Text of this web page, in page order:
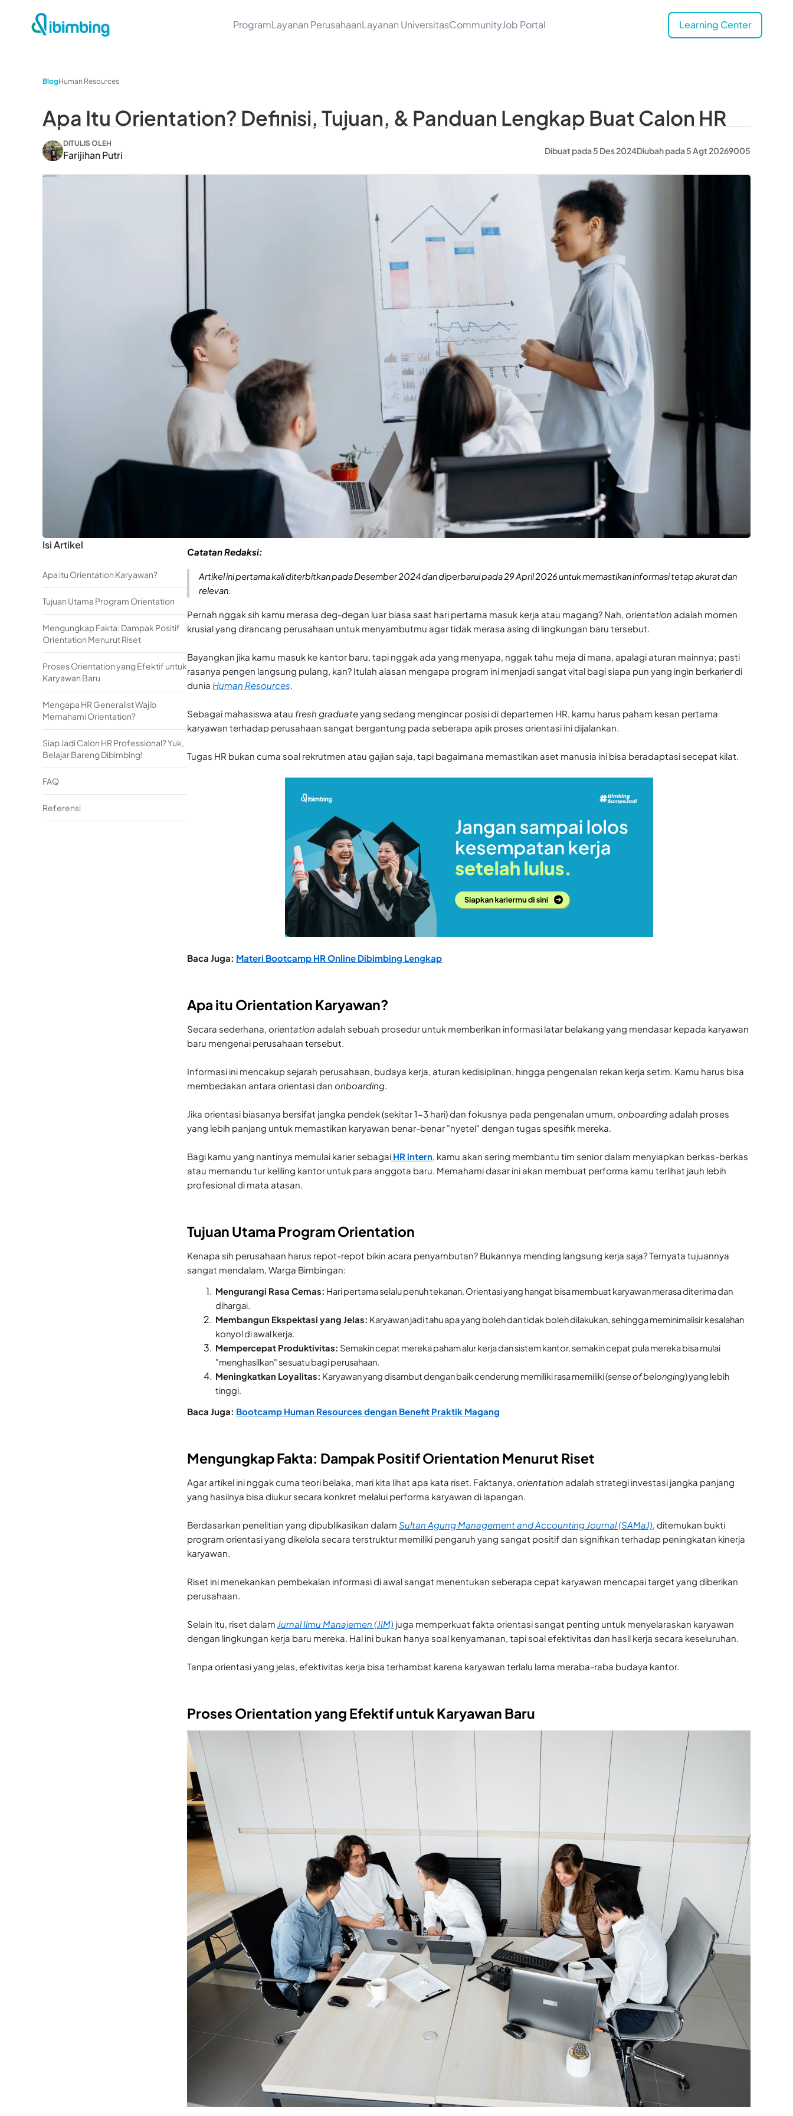
ProgramLayanan PerusahaanLayanan UniversitasCommunityJob Portal Learning Center
BlogHuman Resources
Apa Itu Orientation? Definisi, Tujuan, & Panduan Lengkap Buat Calon HR
DITULIS OLEH
Farijihan Putri Dibuat pada 5 Des 2024Diubah pada 5 Agt 20269005
Isi Artikel
Apa itu Orientation Karyawan?
Tujuan Utama Program Orientation
Mengungkap Fakta: Dampak Positif
Orientation Menurut Riset
Proses Orientation yang Efektif untuk
Karyawan Baru
Mengapa HR Generalist Wajib
Memahami Orientation?
Siap Jadi Calon HR Professional? Yuk,
Belajar Bareng Dibimbing!
FAQ
Referensi
Catatan Redaksi:
Artikel ini pertama kali diterbitkan pada Desember 2024 dan diperbarui pada 29 April 2026 untuk memastikan informasi tetap akurat dan
relevan.
Pernah nggak sih kamu merasa deg-degan luar biasa saat hari pertama masuk kerja atau magang? Nah, orientation adalah momen
krusial yang dirancang perusahaan untuk menyambutmu agar tidak merasa asing di lingkungan baru tersebut.
Bayangkan jika kamu masuk ke kantor baru, tapi nggak ada yang menyapa, nggak tahu meja di mana, apalagi aturan mainnya; pasti
rasanya pengen langsung pulang, kan? Itulah alasan mengapa program ini menjadi sangat vital bagi siapa pun yang ingin berkarier di
dunia Human Resources.
Sebagai mahasiswa atau fresh graduateyang sedang mengincar posisi di departemen HR, kamu harus paham kesan pertama
karyawan terhadap perusahaan sangat bergantung pada seberapa apik proses orientasi ini dijalankan.
Tugas HR bukan cuma soal rekrutmen atau gajian saja, tapi bagaimana memastikan aset manusia ini bisa beradaptasi secepat kilat.
Baca Juga: Materi Bootcamp HR Online Dibimbing Lengkap
Apa itu Orientation Karyawan?
Secara sederhana, orientation adalah sebuah prosedur untuk memberikan informasi latar belakang yang mendasar kepada karyawan
baru mengenai perusahaan tersebut.
Informasi ini mencakup sejarah perusahaan, budaya kerja, aturan kedisiplinan, hingga pengenalan rekan kerja setim. Kamu harus bisa
membedakan antara orientasi dan onboarding.
Jika orientasi biasanya bersifat jangka pendek (sekitar 1-3 hari) dan fokusnya pada pengenalan umum, onboardingadalah proses
yang lebih panjang untuk memastikan karyawan benar-benar "nyetel" dengan tugas spesifik mereka.
Bagi kamu yang nantinya memulai karier sebagai HR intern, kamu akan sering membantu tim senior dalam menyiapkan berkas-berkas
atau memandu tur keliling kantor untuk para anggota baru. Memahami dasar ini akan membuat performa kamu terlihat jauh lebih
profesional di mata atasan.
Tujuan Utama Program Orientation
Kenapa sih perusahaan harus repot-repot bikin acara penyambutan? Bukannya mending langsung kerja saja? Ternyata tujuannya
sangat mendalam, Warga Bimbingan:
Mengurangi Rasa Cemas: Hari pertama selalu penuh tekanan. Orientasi yang hangat bisa membuat karyawan merasa diterima dan
dihargai.
Membangun Ekspektasi yang Jelas: Karyawan jadi tahu apa yang boleh dan tidak boleh dilakukan, sehingga meminimalisir kesalahan
konyol di awal kerja.
Mempercepat Produktivitas: Semakin cepat mereka paham alur kerja dan sistem kantor, semakin cepat pula mereka bisa mulai
"menghasilkan" sesuatu bagi perusahaan.
Meningkatkan Loyalitas: Karyawan yang disambut dengan baik cenderung memiliki rasa memiliki (sense of belonging) yang lebih
tinggi.
Baca Juga: Bootcamp Human Resources dengan Benefit Praktik Magang
Mengungkap Fakta: Dampak Positif Orientation Menurut Riset
Agar artikel ini nggak cuma teori belaka, mari kita lihat apa kata riset. Faktanya, orientation adalah strategi investasi jangka panjang
yang hasilnya bisa diukur secara konkret melalui performa karyawan di lapangan.
Berdasarkan penelitian yang dipublikasikan dalam Sultan Agung Management and Accounting Journal (SAMaJ), ditemukan bukti
program orientasi yang dikelola secara terstruktur memiliki pengaruh yang sangat positif dan signifikan terhadap peningkatan kinerja
karyawan.
Riset ini menekankan pembekalan informasi di awal sangat menentukan seberapa cepat karyawan mencapai target yang diberikan
perusahaan.
Selain itu, riset dalam Jurnal Ilmu Manajemen (JIM) juga memperkuat fakta orientasi sangat penting untuk menyelaraskan karyawan
dengan lingkungan kerja baru mereka. Hal ini bukan hanya soal kenyamanan, tapi soal efektivitas dan hasil kerja secara keseluruhan.
Tanpa orientasi yang jelas, efektivitas kerja bisa terhambat karena karyawan terlalu lama meraba-raba budaya kantor.
Proses Orientation yang Efektif untuk Karyawan Baru